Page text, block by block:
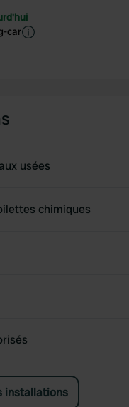
car
usées
chimiques
installations